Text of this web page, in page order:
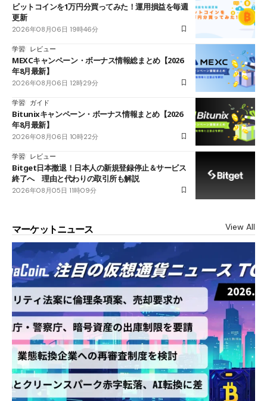
ビットコインを1万円分買ってみた！運用損益を毎週
更新
2026年08月06日 19時46分
学習 レビュー
MEXCキャンペーン・ボーナス情報総まとめ【2026
年8月最新】
2026年08月06日 12時29分
学習 ガイド
Bitunixキャンペーン・ボーナス情報まとめ【2026
年8月最新】
2026年08月06日 10時22分
学習 レビュー
Bitget日本撤退！日本人の新規登録停止＆サービス
終了へ 理由と代わりの取引所も解説
2026年08月05日 11時09分
マーケットニュース View All